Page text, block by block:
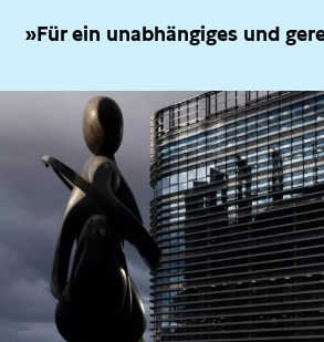
»Für ein unabhängiges und